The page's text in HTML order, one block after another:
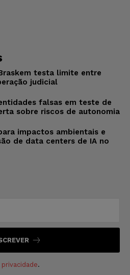
testa limite entre
judicial
falsas em teste de
sobre riscos de autonomia
impactos ambientais e
de data centers de IA no
.